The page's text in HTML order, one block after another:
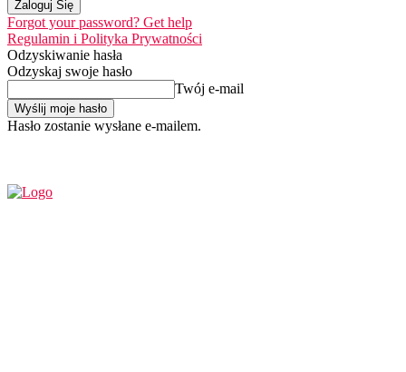
Forgot your password? Get help
Regulamin i Polityka Prywatności
Odzyskiwanie hasła
Odzyskaj swoje hasło
Twój e-mail
Hasło zostanie wysłane e-mailem.